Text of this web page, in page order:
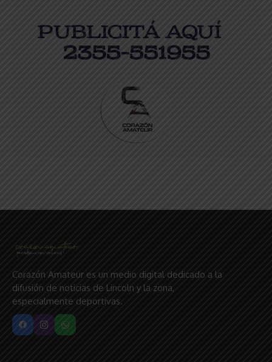
Corazón Amateur es un medio digital dedicado a la
difusión de noticias de Lincoln y la zona,
especialmente deportivas.